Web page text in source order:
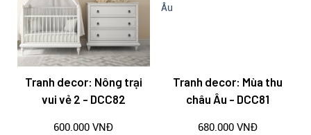
Tranh decor: Nông trại
vui vẻ 2 - DCC82
600.000 VNĐ
Tranh decor: Mùa thu
châu Âu - DCC81
680.000 VNĐ